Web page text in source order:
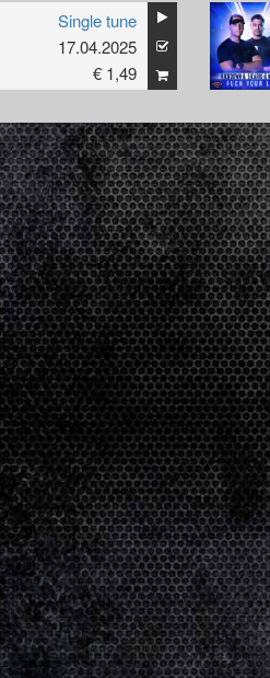
Single tune
17.04.2025
€ 1,49